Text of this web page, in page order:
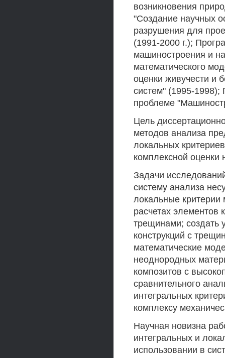
возникновения
"Создание научных
разрушения для
(1991-2000 г.);
машиностроения и
математического
оценки живучести и
систем" (1995-
проблеме
Цель
методов анализа
локальных
комплексной оценки
Задачи
систему анализа
локальные
расчетах элементов
трещинами; создать
конструкций с
математические
неоднородных
композитов с
сравнительного
интегральных
комплексу
Научная новизна
интегральных и
использовании в